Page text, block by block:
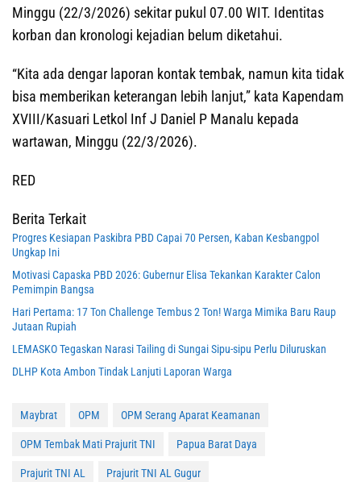
Minggu (22/3/2026) sekitar pukul 07.00 WIT. Identitas
korban dan kronologi kejadian belum diketahui.
“Kita ada dengar laporan kontak tembak, namun kita tidak
bisa memberikan keterangan lebih lanjut,” kata Kapendam
XVIII/Kasuari Letkol Inf J Daniel P Manalu kepada
wartawan, Minggu (22/3/2026).
RED
Berita Terkait
Progres Kesiapan Paskibra PBD Capai 70 Persen, Kaban Kesbangpol
Ungkap Ini
Motivasi Capaska PBD 2026: Gubernur Elisa Tekankan Karakter Calon
Pemimpin Bangsa
Hari Pertama: 17 Ton Challenge Tembus 2 Ton! Warga Mimika Baru Raup
Jutaan Rupiah
LEMASKO Tegaskan Narasi Tailing di Sungai Sipu-sipu Perlu Diluruskan
DLHP Kota Ambon Tindak Lanjuti Laporan Warga
Maybrat OPM OPM Serang Aparat Keamanan
OPM Tembak Mati Prajurit TNI Papua Barat Daya
Prajurit TNI AL Prajurit TNI AL Gugur